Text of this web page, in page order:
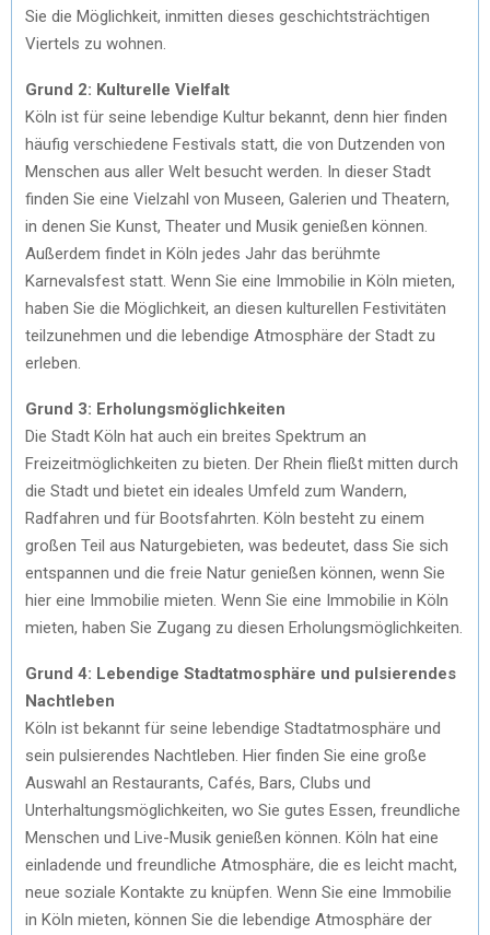
Sie die Möglichkeit, inmitten dieses geschichtsträchtigen
Viertels zu wohnen.
Grund 2: Kulturelle Vielfalt
Köln ist für seine lebendige Kultur bekannt, denn hier finden
häufig verschiedene Festivals statt, die von Dutzenden von
Menschen aus aller Welt besucht werden. In dieser Stadt
finden Sie eine Vielzahl von Museen, Galerien und Theatern,
in denen Sie Kunst, Theater und Musik genießen können.
Außerdem findet in Köln jedes Jahr das berühmte
Karnevalsfest statt. Wenn Sie eine Immobilie in Köln mieten,
haben Sie die Möglichkeit, an diesen kulturellen Festivitäten
teilzunehmen und die lebendige Atmosphäre der Stadt zu
erleben.
Grund 3: Erholungsmöglichkeiten
Die Stadt Köln hat auch ein breites Spektrum an
Freizeitmöglichkeiten zu bieten. Der Rhein fließt mitten durch
die Stadt und bietet ein ideales Umfeld zum Wandern,
Radfahren und für Bootsfahrten. Köln besteht zu einem
großen Teil aus Naturgebieten, was bedeutet, dass Sie sich
entspannen und die freie Natur genießen können, wenn Sie
hier eine Immobilie mieten. Wenn Sie eine Immobilie in Köln
mieten, haben Sie Zugang zu diesen Erholungsmöglichkeiten.
Grund 4: Lebendige Stadtatmosphäre und pulsierendes
Nachtleben
Köln ist bekannt für seine lebendige Stadtatmosphäre und
sein pulsierendes Nachtleben. Hier finden Sie eine große
Auswahl an Restaurants, Cafés, Bars, Clubs und
Unterhaltungsmöglichkeiten, wo Sie gutes Essen, freundliche
Menschen und Live-Musik genießen können. Köln hat eine
einladende und freundliche Atmosphäre, die es leicht macht,
neue soziale Kontakte zu knüpfen. Wenn Sie eine Immobilie
in Köln mieten, können Sie die lebendige Atmosphäre der